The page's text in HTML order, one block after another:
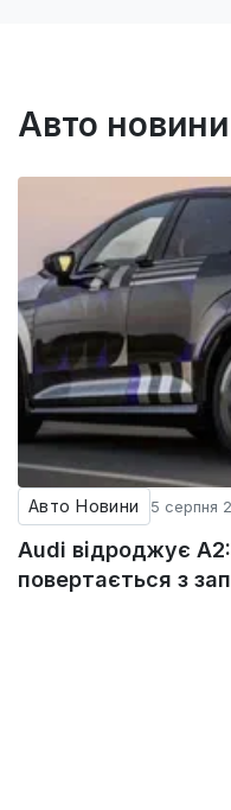
Авто новини
Авто Новини 5 серпня
Audi відроджує
повертається з